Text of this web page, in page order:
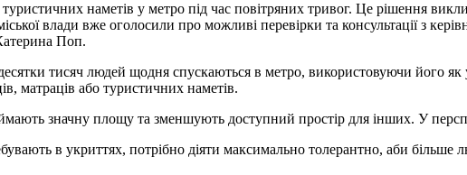
влади вже оголосили про можливі перевірки та консультації з
Катерина Поп.
тисяч людей щодня спускаються в метро, використовуючи його
матраців або туристичних наметів.
значну площу та зменшують доступний простір для інших. У